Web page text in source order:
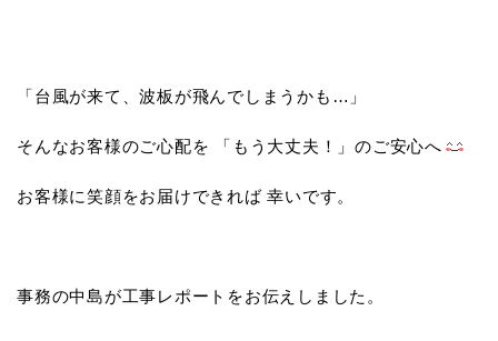
「台風が来て、波板が飛んでしまうかも…」
そんなお客様のご心配を 「もう大丈夫！」のご安心へ
お客様に笑顔をお届けできれば 幸いです。
事務の中島が工事レポートをお伝えしました。